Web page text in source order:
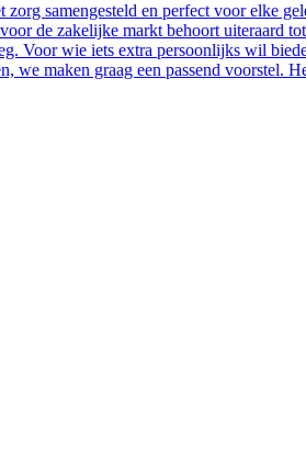
samengesteld en perfect voor elke
de zakelijke markt behoort uiteraard
Voor wie iets extra persoonlijks wil
maken graag een passend voorstel.